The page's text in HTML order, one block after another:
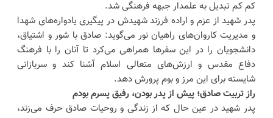
کم کم تبدیل به علمدار جبهه فرهنگی شد.
پدر شهید از عزم و اراده فرزند شهیدش در پیگیری یادواره‌های شهدا
و مدیریت کاروان‌های راهیان نور می‌گوید: صادق با شور و اشتیاق،
دانشجویان را در این سفرها همراهی می‌کرد تا آنان را با فرهنگ
دفاع مقدس و ارزش‌های متعالی اسلام آشنا کند و سربازانی
شایسته برای این مرز و بوم پرورش دهد.
راز تربیت صادق؛ پیش از پدر بودن، رفیق پسرم بودم
پدر شهید در عین حال که از زندگی و روحیات صادق حرف می‌زند،